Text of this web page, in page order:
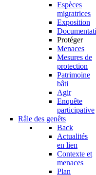
Espèces
migratrices
Exposition
Protéger
Menaces
Mesures de
protection
Patrimoine
bâti
Agir
Enquête
participative
Râle des genêts
Back
Actualités
en lien
Contexte et
menaces
Plan